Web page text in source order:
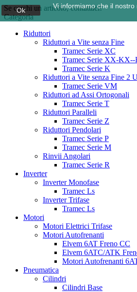
Se cerchi un articolo, contattaci!
Categoria
Riduttori
Riduttori a Vite senza Fine
Tramec Serie XC
Tramec Serie XX-
Tramec Serie K
Riduttori a Vite senza Fine 2
Tramec Serie VM
Riduttori ad Assi Ortogonali
Tramec Serie T
Riduttori Paralleli
Tramec Serie Z
Riduttori Pendolari
Tramec Serie P
Tramec Serie M
Rinvii Angolari
Tramec Serie R
Inverter
Inverter Monofase
Tramec Ls
Inverter Trifase
Tramec Ls
Motori
Motori Elettrici Trifase
Motori Autofrenanti
Elvem 6AT Freno CC
Elvem 6ATC/ATK
Motori Autofrenanti
Pneumatica
Cilindri
Cilindri Base
Ok
Vi informiamo che il